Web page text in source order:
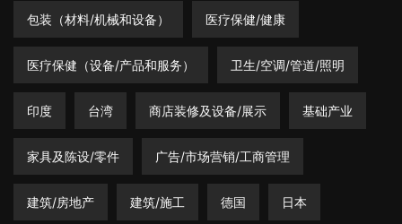
包装（材料/机械和设备） 医疗保健/健康
医疗保健（设备/产品和服务） 卫生/空调/管道/照明
印度 台湾 商店装修及设备/展示 基础产业
家具及陈设/零件 广告/市场营销/工商管理
建筑/房地产 建筑/施工 德国 日本